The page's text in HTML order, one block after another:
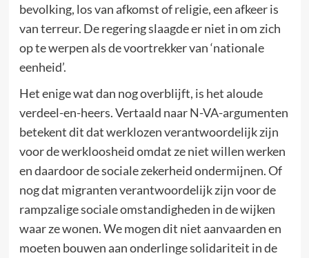
bevolking, los van afkomst of religie, een afkeer is
van terreur. De regering slaagde er niet in om zich
op te werpen als de voortrekker van ‘nationale
eenheid’.
Het enige wat dan nog overblijft, is het aloude
verdeel-en-heers. Vertaald naar N-VA-argumenten
betekent dit dat werklozen verantwoordelijk zijn
voor de werkloosheid omdat ze niet willen werken
en daardoor de sociale zekerheid ondermijnen. Of
nog dat migranten verantwoordelijk zijn voor de
rampzalige sociale omstandigheden in de wijken
waar ze wonen. We mogen dit niet aanvaarden en
moeten bouwen aan onderlinge solidariteit in de